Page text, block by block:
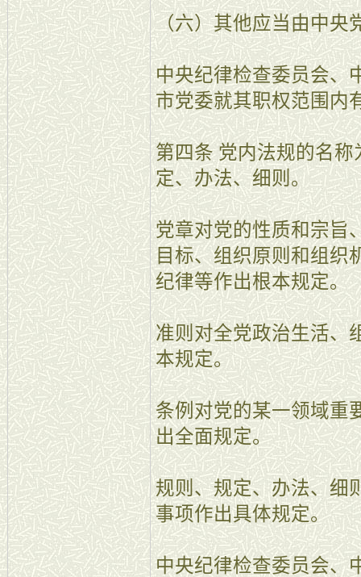
（六）其他应当由中央
中央纪律检查委员会、
市党委就其职权范围内
第四条 党内法规的名
定、办法、细则。
党章对党的性质和宗旨
目标、组织原则和组织
纪律等作出根本规定。
准则对全党政治生活、
本规定。
条例对党的某一领域重
出全面规定。
规则、规定、办法、细
事项作出具体规定。
中央纪律检查委员会、